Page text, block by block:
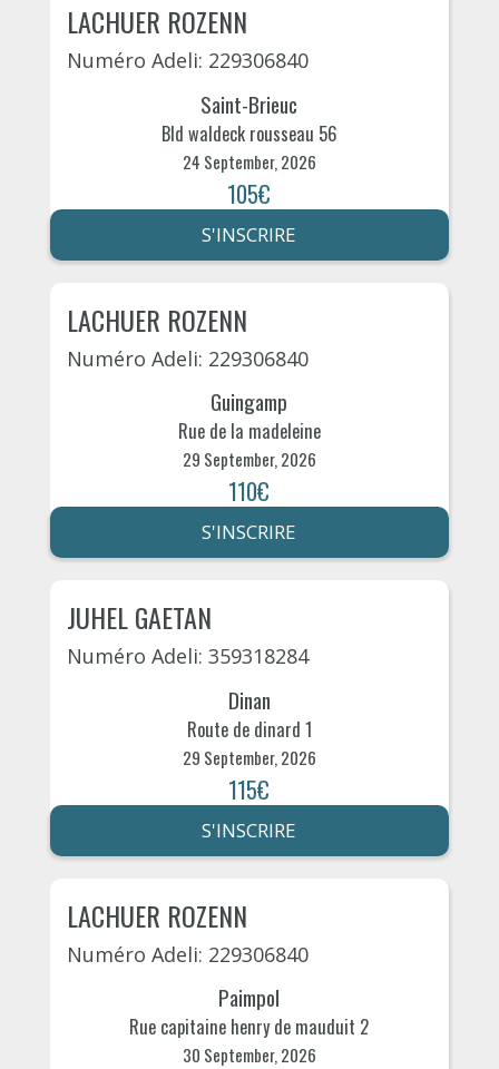
LACHUER ROZENN
Numéro Adeli: 229306840
Saint-Brieuc
Bld waldeck rousseau 56
24 September, 2026
105€
S'INSCRIRE
LACHUER ROZENN
Numéro Adeli: 229306840
Guingamp
Rue de la madeleine
29 September, 2026
110€
S'INSCRIRE
JUHEL GAETAN
Numéro Adeli: 359318284
Dinan
Route de dinard 1
29 September, 2026
115€
S'INSCRIRE
LACHUER ROZENN
Numéro Adeli: 229306840
Paimpol
Rue capitaine henry de mauduit 2
30 September, 2026